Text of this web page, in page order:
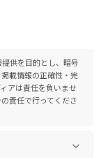
供を目的とし、暗号
載情報の正確性・完
アは責任を負いませ
責任で行ってくださ
keyboard_arrow_down